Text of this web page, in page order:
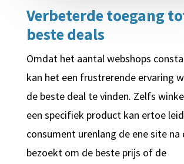
Verbeterde toegang
beste deals
Omdat het aantal webshops
kan het een frustrerende ervaring
de beste deal te vinden. Zelfs
een specifiek product kan ertoe
consument urenlang de ene site na
bezoekt om de beste prijs of de